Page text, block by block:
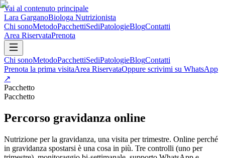
Vai al contenuto principale
Lara GarganoBiologa Nutrizionista
Chi sonoMetodoPacchettiSediPatologieBlogContatti
Area RiservataPrenota
Chi sonoMetodoPacchettiSediPatologieBlogContatti
Prenota la prima visitaArea RiservataOppure scrivimi su WhatsApp
↗
Pacchetto
Pacchetto
Percorso gravidanza online
Nutrizione per la gravidanza, una visita per trimestre. Online perché
in gravidanza spostarsi è una cosa in più. Tre controlli (uno per